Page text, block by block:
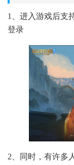
1、进入游戏后支
登录
2、同时，有许多